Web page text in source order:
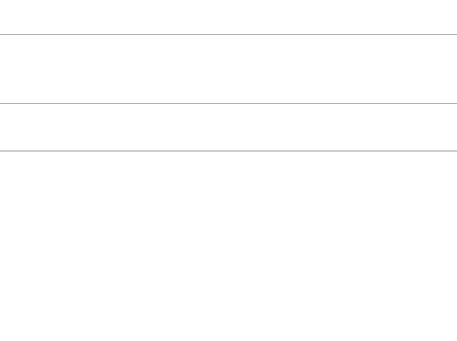
Nutrisa y Pixar convierten las historias